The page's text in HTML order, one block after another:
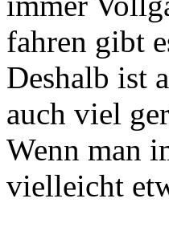
fahren gibt
Deshalb ist
auch viel
Wenn man
vielleicht